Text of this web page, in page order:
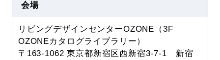
会場
リビングデザインセンターOZONE（3F
OZONEカタログライブラリー）
〒163-1062 東京都新宿区西新宿3-7-1 新宿